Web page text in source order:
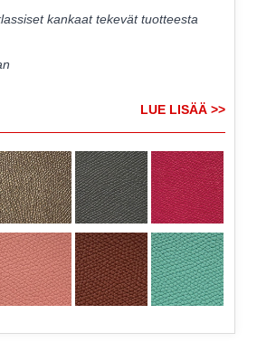
kankaat tekevät tuotteesta
LUE LISÄÄ >>